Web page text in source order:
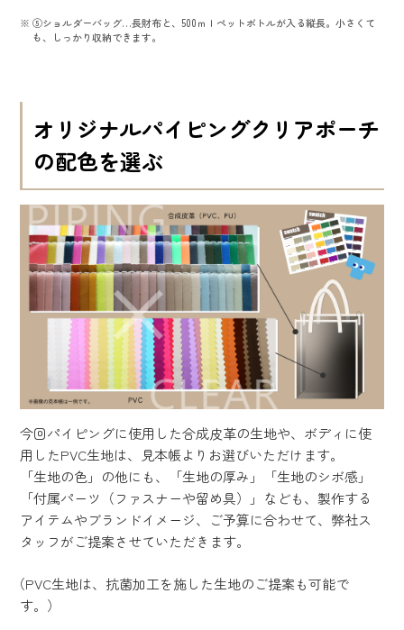
⑤ショルダーバッグ…長財布と、500ｍｌペットボトルが入る縦長。小さくて
も、しっかり収納できます。
オリジナルパイピングクリアポーチ
の配色を選ぶ
今回パイピングに使用した合成皮革の生地や、ボディに使
用したPVC生地は、見本帳よりお選びいただけます。
「生地の色」の他にも、「生地の厚み」「生地のシボ感」
「付属パーツ（ファスナーや留め具）」なども、製作する
アイテムやブランドイメージ、ご予算に合わせて、弊社ス
タッフがご提案させていただきます。
（PVC生地は、抗菌加工を施した生地のご提案も可能で
す。）